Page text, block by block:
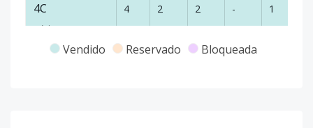
4C
Código2476-9
4 2 2 - 1
Vendido Reservado Bloqueada